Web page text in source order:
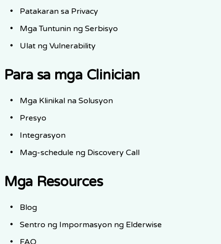
Patakaran sa Privacy
Mga Tuntunin ng Serbisyo
Ulat ng Vulnerability
Para sa mga Clinician
Mga Klinikal na Solusyon
Presyo
Integrasyon
Mag-schedule ng Discovery Call
Mga Resources
Blog
Sentro ng Impormasyon ng Elderwise